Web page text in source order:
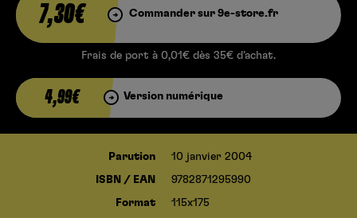
7,30€ Commander sur 9e-store.fr
Frais de port à 0,01€ dès 35€ d’achat.
4,99€ Version numérique
Parution 10 janvier 2004
ISBN / EAN 9782871295990
Format 115x175